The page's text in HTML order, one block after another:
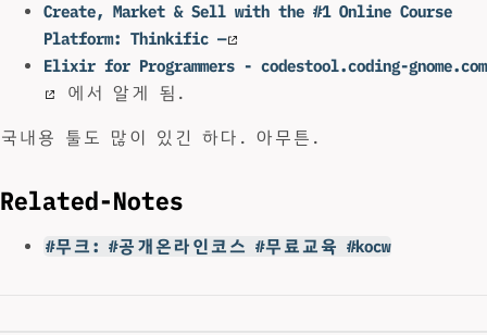
Create, Market & Sell with the #1 Online Course
Platform: Thinkific —
Elixir for Programmers - codestool.coding-gnome.com
에서 알게 됨.
국내용 툴도 많이 있긴 하다. 아무튼.
Related-Notes
#무크: #공개온라인코스 #무료교육 #kocw